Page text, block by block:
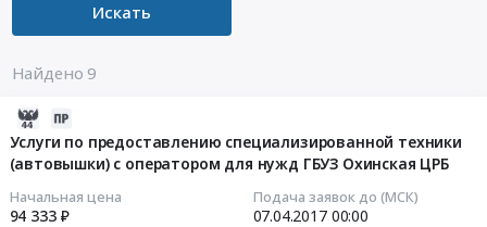
Искать
Найдено 9
Услуги по предоставлению специализированной техники
(автовышки) с оператором для нужд ГБУЗ Охинская ЦРБ
Начальная цена
94 333 ₽
Подача заявок до (МСК)
07.04.2017 00:00